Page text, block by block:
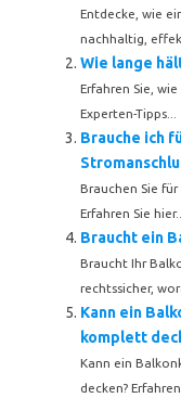
Entdecke, wie
nachhaltig,
Wie lange
Erfahren Sie,
Experten-Tipps...
Brauche ich
Brauchen Sie
Erfahren Sie hier...
Braucht ein
Braucht Ihr
rechtssicher,
Kann ein
komplett
Kann ein
decken? Erfahren